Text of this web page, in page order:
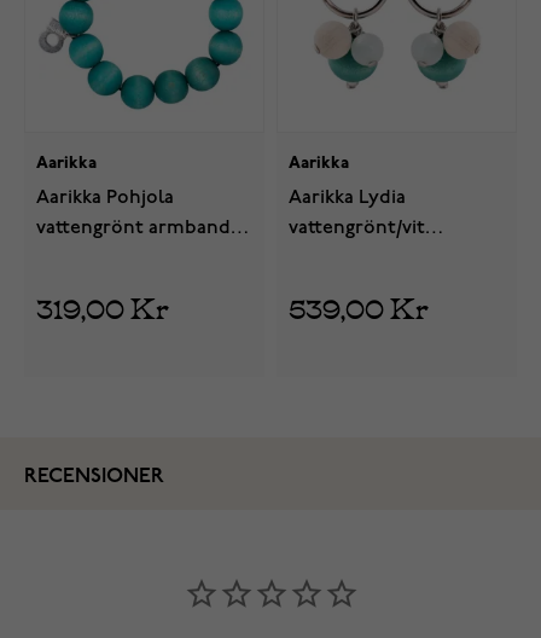
Aarikka
Aarikka Pohjola
vattengrönt armband
319,00 Kr
Aarikka
Aarikka Lydia
vattengrönt/vit
539,00 Kr
RECENSIONER